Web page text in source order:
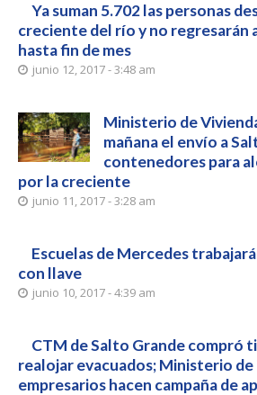
Ya suman 5.702 las personas
creciente del río y no regresarán
hasta fin de mes
junio 12, 2017 - 3:48 am
Ministerio de
mañana el envío a
contenedores para
por la creciente
junio 11, 2017 - 3:28 am
Escuelas de Mercedes
con llave
junio 10, 2017 - 4:39 am
CTM de Salto Grande compró
realojar evacuados; Ministerio de
empresarios hacen campaña de